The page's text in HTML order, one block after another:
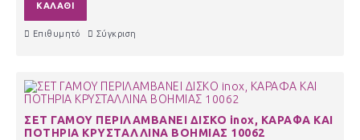
ΚΑΛΆΘΙ
Επιθυμητό Σύγκριση
ΣΕΤ ΓΑΜΟΥ ΠΕΡΙΛΑΜΒΑΝΕΙ ΔΙΣΚΟ inox, ΚΑΡΑΦΑ ΚΑΙ
ΠΟΤΗΡΙΑ ΚΡΥΣΤΑΛΛΙΝΑ ΒΟΗΜΙΑΣ 10062